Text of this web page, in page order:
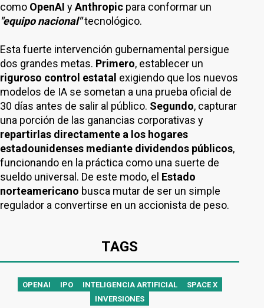
como OpenAI yAnthropic para conformar un
"equipo nacional"tecnológico.
Esta fuerte intervención gubernamental persigue
dos grandes metas. Primero, establecer un
riguroso control estatal exigiendo que los nuevos
modelos de IA se sometan a una prueba oficial de
30 días antes de salir al público. Segundo, capturar
una porción de las ganancias corporativas y
repartirlas directamente a los hogares
estadounidenses mediante dividendos públicos,
funcionando en la práctica como una suerte de
sueldo universal. De este modo, el Estado
norteamericano busca mutar de ser un simple
regulador a convertirse en un accionista de peso.
TAGS
OPENAI IPO INTELIGENCIA ARTIFICIAL
SPACE X
INVERSIONES